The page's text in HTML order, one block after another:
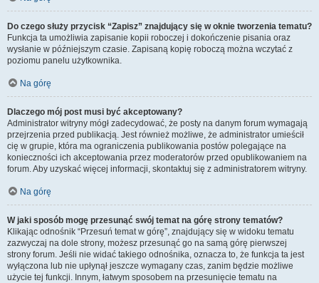
Do czego służy przycisk “Zapisz” znajdujący się w oknie tworzenia tematu?
Funkcja ta umożliwia zapisanie kopii roboczej i dokończenie pisania oraz
wysłanie w późniejszym czasie. Zapisaną kopię roboczą można wczytać z
poziomu panelu użytkownika.
Na górę
Dlaczego mój post musi być akceptowany?
Administrator witryny mógł zadecydować, że posty na danym forum wymagają
przejrzenia przed publikacją. Jest również możliwe, że administrator umieścił
cię w grupie, która ma ograniczenia publikowania postów polegające na
konieczności ich akceptowania przez moderatorów przed opublikowaniem na
forum. Aby uzyskać więcej informacji, skontaktuj się z administratorem witryny.
Na górę
W jaki sposób mogę przesunąć swój temat na górę strony tematów?
Klikając odnośnik “Przesuń temat w górę”, znajdujący się w widoku tematu
zazwyczaj na dole strony, możesz przesunąć go na samą górę pierwszej
strony forum. Jeśli nie widać takiego odnośnika, oznacza to, że funkcja ta jest
wyłączona lub nie upłynął jeszcze wymagany czas, zanim będzie możliwe
użycie tej funkcji. Innym, łatwym sposobem na przesunięcie tematu na